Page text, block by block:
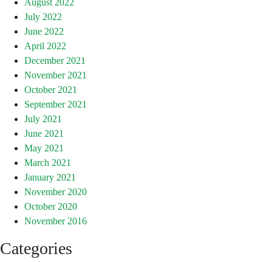
August 2022
July 2022
June 2022
April 2022
December 2021
November 2021
October 2021
September 2021
July 2021
June 2021
May 2021
March 2021
January 2021
November 2020
October 2020
November 2016
Categories